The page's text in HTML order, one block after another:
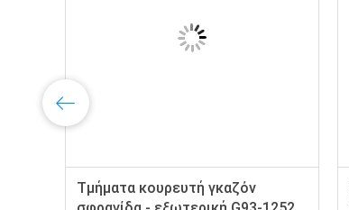
Τμήματα κουρευτή γκαζόν